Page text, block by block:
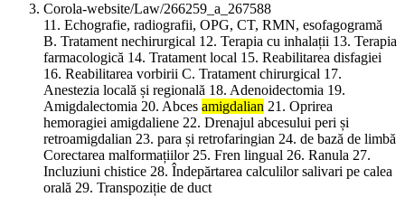
Corola-website/Law/266259_a_267588
11. Echografie, radiografii, OPG, CT, RMN, esofagogramă
B. Tratament nechirurgical 12. Terapia cu inhalații 13. Terapia
farmacologică 14. Tratament local 15. Reabilitarea disfagiei
16. Reabilitarea vorbirii C. Tratament chirurgical 17.
Anestezia locală și regională 18. Adenoidectomia 19.
Amigdalectomia 20. Abces amigdalian 21. Oprirea
hemoragiei amigdaliene 22. Drenajul abcesului peri și
retroamigdalian 23. para și retrofaringian 24. de bază de limbă
Corectarea malformațiilor 25. Fren lingual 26. Ranula 27.
Incluziuni chistice 28. Îndepărtarea calculilor salivari pe calea
orală 29. Transpoziție de duct